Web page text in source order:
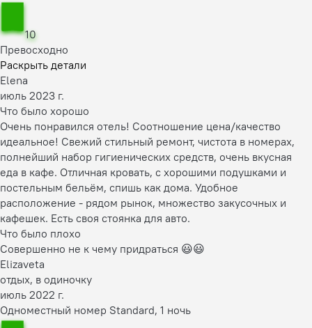
10
Превосходно
Раскрыть детали
Elena
июль 2023 г.
Что было хорошо
Очень понравился отель! Соотношение цена/качество
идеальное! Свежий стильный ремонт, чистота в номерах,
полнейший набор гигиенических средств, очень вкусная
еда в кафе. Отличная кровать, с хорошими подушками и
постельным бельём, спишь как дома. Удобное
расположение - рядом рынок, множество закусочных и
кафешек. Есть своя стоянка для авто.
Что было плохо
Совершенно не к чему придраться 😃😃
Elizaveta
отдых, в одиночку
июль 2022 г.
Одноместный номер Standard, 1 ночь